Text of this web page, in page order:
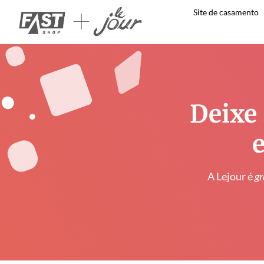
Site de casamento
A Lejour é